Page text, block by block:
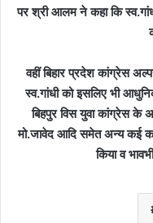
पर श्री आलम ने कहा कि
वहीं बिहार प्रदेश कांग्रेस
स्व.गांधी को इसलिए भी
बिहपुर विस युवा कांग्रेस के
मो.जावेद आदि समेत अन्य कई
किया व